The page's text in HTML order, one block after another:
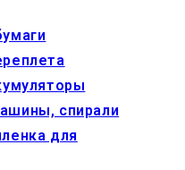
спирали
для